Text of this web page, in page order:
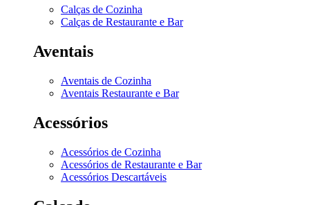
Calças de Cozinha
Calças de Restaurante e Bar
Aventais
Aventais de Cozinha
Aventais Restaurante e Bar
Acessórios
Acessórios de Cozinha
Acessórios de Restaurante e Bar
Acessórios Descartáveis